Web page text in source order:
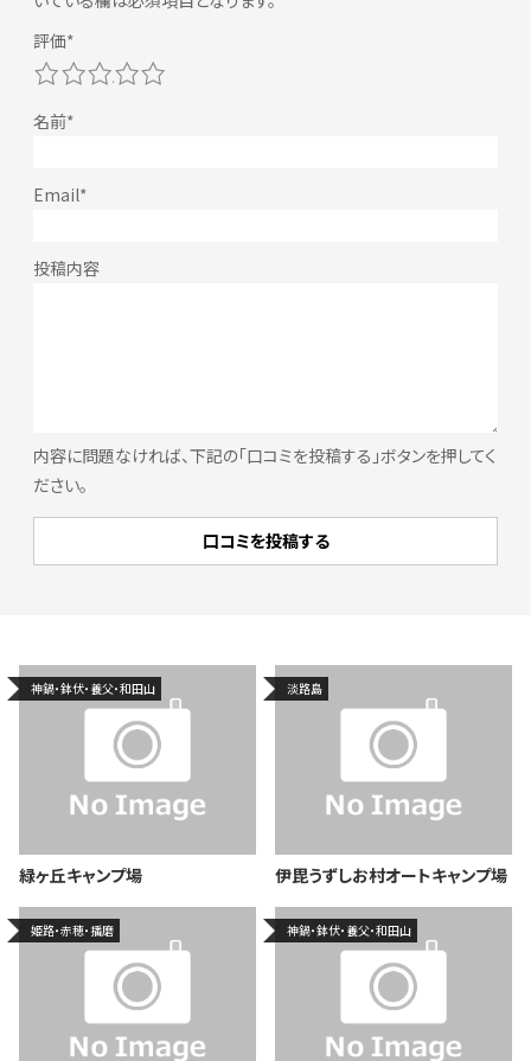
内容に問題なければ、下記の「口コミを投稿する」ボタンを押してく
ださい。
5
4
3
2
神鍋・鉢伏・養父・和田山
緑ヶ丘キャンプ場
淡路島
伊毘うずしお村オートキャンプ場
姫路・赤穂・播磨 神鍋・鉢伏・養父・和田山